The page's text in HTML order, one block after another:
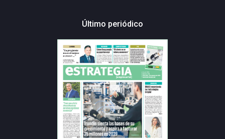
Último periódico